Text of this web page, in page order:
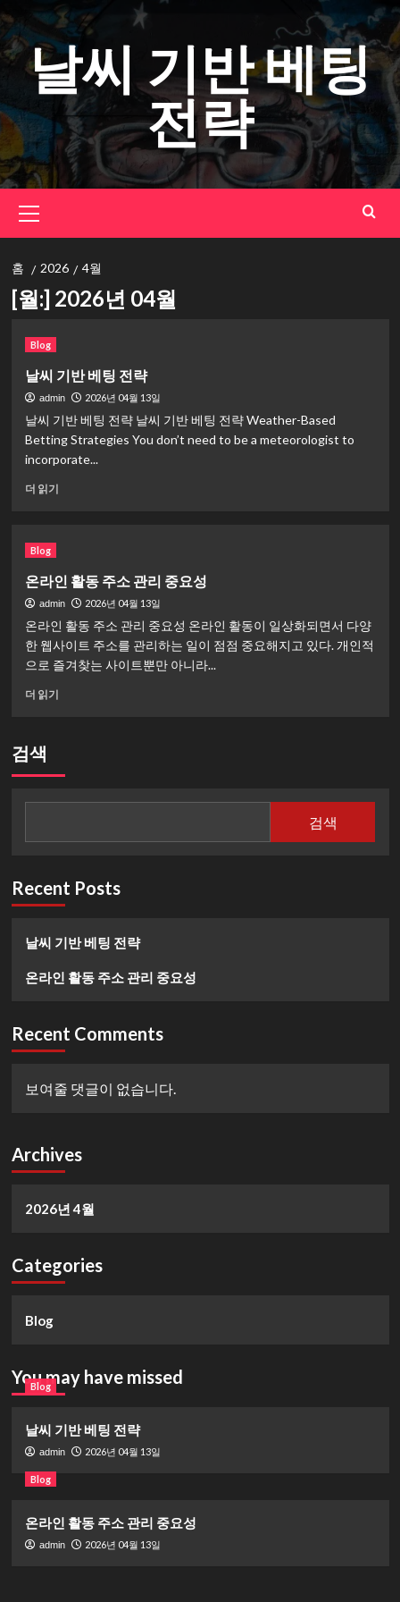
콘
텐
츠
건
너
뛰
기
날씨 기반 베팅
전략
본
메
홈 2026 4월
[월:] 2026년 04월
Blog
날씨 기반 베팅 전략
admin 2026년 04월 13일
날씨 기반 베팅 전략 날씨 기반 베팅 전략 Weather-Based
Betting Strategies You don’t need to be a meteorologist to
incorporate...
더 읽기날
전
략
에
대
해
더
읽
Blog
온라인 활동 주소 관리 중요성
admin 2026년 04월 13일
온라인 활동 주소 관리 중요성 온라인 활동이 일상화되면서 다양
한 웹사이트 주소를 관리하는 일이 점점 중요해지고 있다. 개인적
으로 즐겨찾는 사이트뿐만 아니라...
더 읽기온
주
중
성
에
더
어
검색
검색
Recent Posts
날씨 기반 베팅 전략
온라인 활동 주소 관리 중요성
Recent Comments
보여줄 댓글이 없습니다.
Archives
2026년 4월
Categories
Blog
You may have missed
Blog
날씨 기반 베팅 전략
admin 2026년 04월 13일
Blog
온라인 활동 주소 관리 중요성
admin 2026년 04월 13일